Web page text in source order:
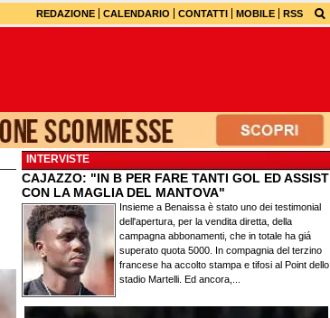
REDAZIONE CALENDARIO CONTATTI MOBILE RSS
INTERVISTE
CAJAZZO: "IN B PER FARE TANTI GOL ED ASSIST
CON LA MAGLIA DEL MANTOVA"
Insieme a Benaissa è stato uno dei testimonial
dell'apertura, per la vendita diretta, della
campagna abbonamenti, che in totale ha giá
superato quota 5000. In compagnia del terzino
francese ha accolto stampa e tifosi al Point dello
stadio Martelli. Ed ancora,...